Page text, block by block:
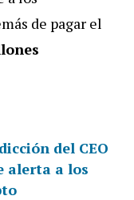
de pagar el
del CEO
alerta a los